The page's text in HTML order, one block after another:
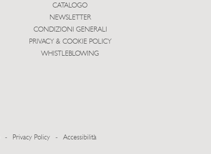
CATALOGO
NEWSLETTER
CONDIZIONI GENERALI
PRIVACY & COOKIE POLICY
WHISTLEBLOWING
- Privacy Policy - Accessibilità